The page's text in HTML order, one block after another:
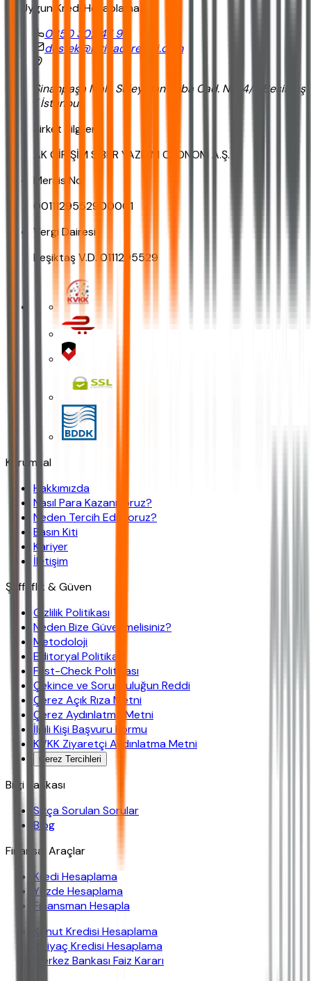
En Uygun Kredi Hesaplama
0850 302 47 90
destek@ihtiyackredisi.com
Sinanpaşa Mah. Süleyman Seba Cad. No:14/5 Beşiktaş
/ İstanbul
Şirket Bilgileri
AK GİRİŞİM SİBER YAZILIM OTONOM A.Ş.
Mersis No
0011129552900001
Vergi Dairesi
Beşiktaş V.D. 0111295529
Kurumsal
Hakkımızda
Nasıl Para Kazanıyoruz?
Neden Tercih Ediliyoruz?
Basın Kiti
Kariyer
İletişim
Şeffaflık & Güven
Gizlilik Politikası
Neden Bize Güvenmelisiniz?
Metodoloji
Editoryal Politika
Fast-Check Politikası
Çekince ve Sorumluluğun Reddi
Çerez Açık Rıza Metni
Çerez Aydınlatma Metni
İlgili Kişi Başvuru Formu
KVKK Ziyaretçi Aydınlatma Metni
Çerez Tercihleri
Bilgi Bankası
Sıkça Sorulan Sorular
Blog
Finansal Araçlar
Kredi Hesaplama
Yüzde Hesaplama
Finansman Hesapla
Konut Kredisi Hesaplama
İhtiyaç Kredisi Hesaplama
Merkez Bankası Faiz Kararı